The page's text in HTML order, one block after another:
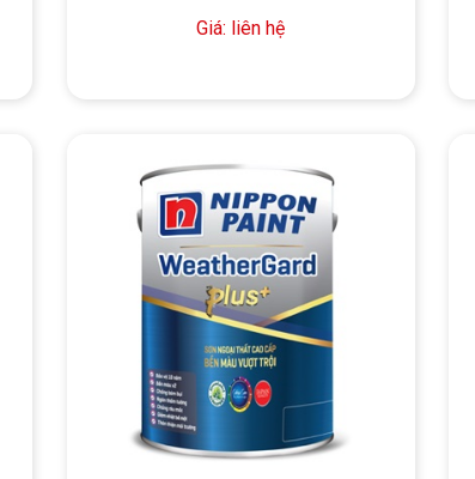
Giá: liên hệ